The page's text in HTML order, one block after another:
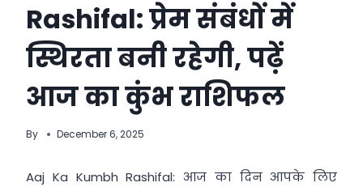
Rashifal: प्रेम संबंधों में
स्थिरता बनी रहेगी, पढ़ें
आज का कुंभ राशिफल
By December 6, 2025
Aaj Ka Kumbh Rashifal: आज का दिन आपके लिए